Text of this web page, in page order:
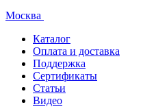
Москва
Каталог
Оплата и доставка
Поддержка
Сертификаты
Статьи
Видео